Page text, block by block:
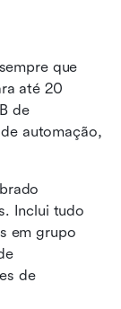
que
até 20
de
automação,
Inclui tudo
em grupo
de